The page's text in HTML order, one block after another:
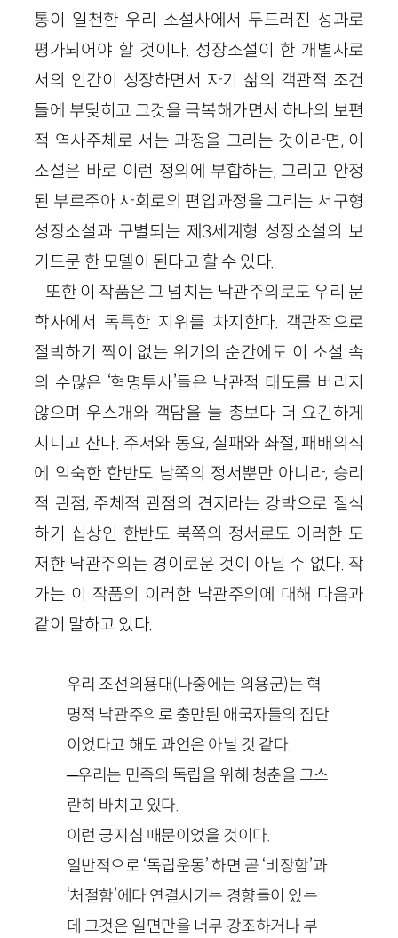
통이 일천한 우리 소설사에서 두드러진 성과로
평가되어야 할 것이다. 성장소설이 한 개별자로
서의 인간이 성장하면서 자기 삶의 객관적 조건
들에 부딪히고 그것을 극복해가면서 하나의 보편
적 역사주체로 서는 과정을 그리는 것이라면, 이
소설은 바로 이런 정의에 부합하는, 그리고 안정
된 부르주아 사회로의 편입과정을 그리는 서구형
성장소설과 구별되는 제3세계형 성장소설의 보
기드문 한 모델이 된다고 할 수 있다.
또한 이 작품은 그 넘치는 낙관주의로도 우리 문
학사에서 독특한 지위를 차지한다. 객관적으로
절박하기 짝이 없는 위기의 순간에도 이 소설 속
의 수많은 ‘혁명투사’들은 낙관적 태도를 버리지
않으며 우스개와 객담을 늘 총보다 더 요긴하게
지니고 산다. 주저와 동요, 실패와 좌절, 패배의식
에 익숙한 한반도 남쪽의 정서뿐만 아니라, 승리
적 관점, 주체적 관점의 견지라는 강박으로 질식
하기 십상인 한반도 북쪽의 정서로도 이러한 도
저한 낙관주의는 경이로운 것이 아닐 수 없다. 작
가는 이 작품의 이러한 낙관주의에 대해 다음과
같이 말하고 있다.
우리 조선의용대(나중에는 의용군)는 혁
명적 낙관주의로 충만된 애국자들의 집단
이었다고 해도 과언은 아닐 것 같다.
─우리는 민족의 독립을 위해 청춘을 고스
란히 바치고 있다.
이런 긍지심 때문이었을 것이다.
일반적으로 ‘독립운동’ 하면 곧 ‘비장함’과
‘처절함’에다 연결시키는 경향들이 있는
데 그것은 일면만을 너무 강조하거나 부